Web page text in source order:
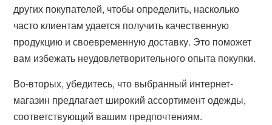
других покупателей, чтобы определить, насколько
часто клиентам удается получить качественную
продукцию и своевременную доставку. Это поможет
вам избежать неудовлетворительного опыта покупки.
Во-вторых, убедитесь, что выбранный интернет-
магазин предлагает широкий ассортимент одежды,
соответствующий вашим предпочтениям.